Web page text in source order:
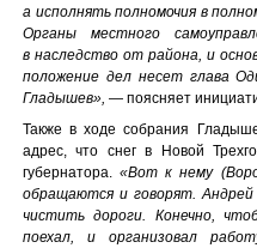
а исполнять полномочия в
Органы местного
в наследство от района, и
положение дел несет глава
Гладышев», — поясняет
Также в ходе собрания
адрес, что снег в Новой
губернатора.«Вот к нему
обращаются и говорят.
чистить дороги. Конечно,
поехал, и организовал